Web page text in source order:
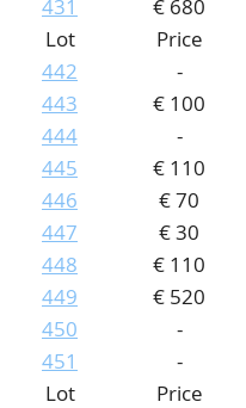
431 € 680
Lot
Price
442
-
443
€ 100
444
-
445
€ 110
446
€ 70
447
€ 30
448
€ 110
449
€ 520
450
-
451
-
Lot
Price